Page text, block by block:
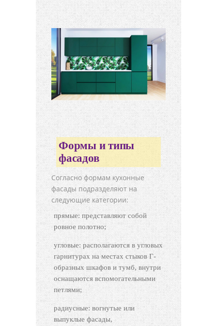
Формы и типы
фасадов
Согласно формам кухонные
фасады подразделяют на
следующие категории:
прямые: представляют собой
ровное полотно;
угловые: располагаются в угловых
гарнитурах на местах стыков Г-
образных шкафов и тумб, внутри
оснащаются вспомогательными
петлями;
радиусные: вогнутые или
выпуклые фасады,